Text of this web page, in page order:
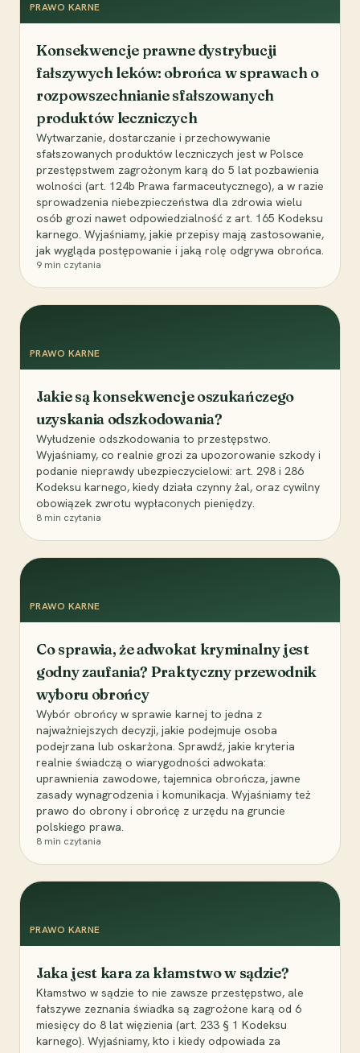
PRAWO KARNE
Konsekwencje prawne dystrybucji
fałszywych leków: obrońca w sprawach o
rozpowszechnianie sfałszowanych
produktów leczniczych
Wytwarzanie, dostarczanie i przechowywanie
sfałszowanych produktów leczniczych jest w Polsce
przestępstwem zagrożonym karą do 5 lat pozbawienia
wolności (art. 124b Prawa farmaceutycznego), a w razie
sprowadzenia niebezpieczeństwa dla zdrowia wielu
osób grozi nawet odpowiedzialność z art. 165 Kodeksu
karnego. Wyjaśniamy, jakie przepisy mają zastosowanie,
jak wygląda postępowanie i jaką rolę odgrywa obrońca.
9 min czytania
PRAWO KARNE
Jakie są konsekwencje oszukańczego
uzyskania odszkodowania?
Wyłudzenie odszkodowania to przestępstwo.
Wyjaśniamy, co realnie grozi za upozorowanie szkody i
podanie nieprawdy ubezpieczycielowi: art. 298 i 286
Kodeksu karnego, kiedy działa czynny żal, oraz cywilny
obowiązek zwrotu wypłaconych pieniędzy.
8 min czytania
PRAWO KARNE
Co sprawia, że adwokat kryminalny jest
godny zaufania? Praktyczny przewodnik
wyboru obrońcy
Wybór obrońcy w sprawie karnej to jedna z
najważniejszych decyzji, jakie podejmuje osoba
podejrzana lub oskarżona. Sprawdź, jakie kryteria
realnie świadczą o wiarygodności adwokata:
uprawnienia zawodowe, tajemnica obrończa, jawne
zasady wynagrodzenia i komunikacja. Wyjaśniamy też
prawo do obrony i obrońcę z urzędu na gruncie
polskiego prawa.
8 min czytania
PRAWO KARNE
Jaka jest kara za kłamstwo w sądzie?
Kłamstwo w sądzie to nie zawsze przestępstwo, ale
fałszywe zeznania świadka są zagrożone karą od 6
miesięcy do 8 lat więzienia (art. 233 § 1 Kodeksu
karnego). Wyjaśniamy, kto i kiedy odpowiada za